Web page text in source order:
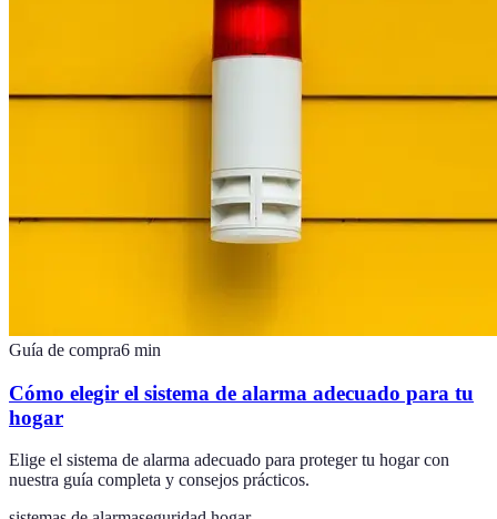
Guía de compra6 min
Cómo elegir el sistema de alarma adecuado para tu
hogar
Elige el sistema de alarma adecuado para proteger tu hogar con
nuestra guía completa y consejos prácticos.